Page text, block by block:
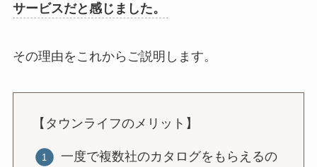
サービスだと感じました。
その理由をこれからご説明します。
【タウンライフのメリット】
一度で複数社のカタログをもらえるの